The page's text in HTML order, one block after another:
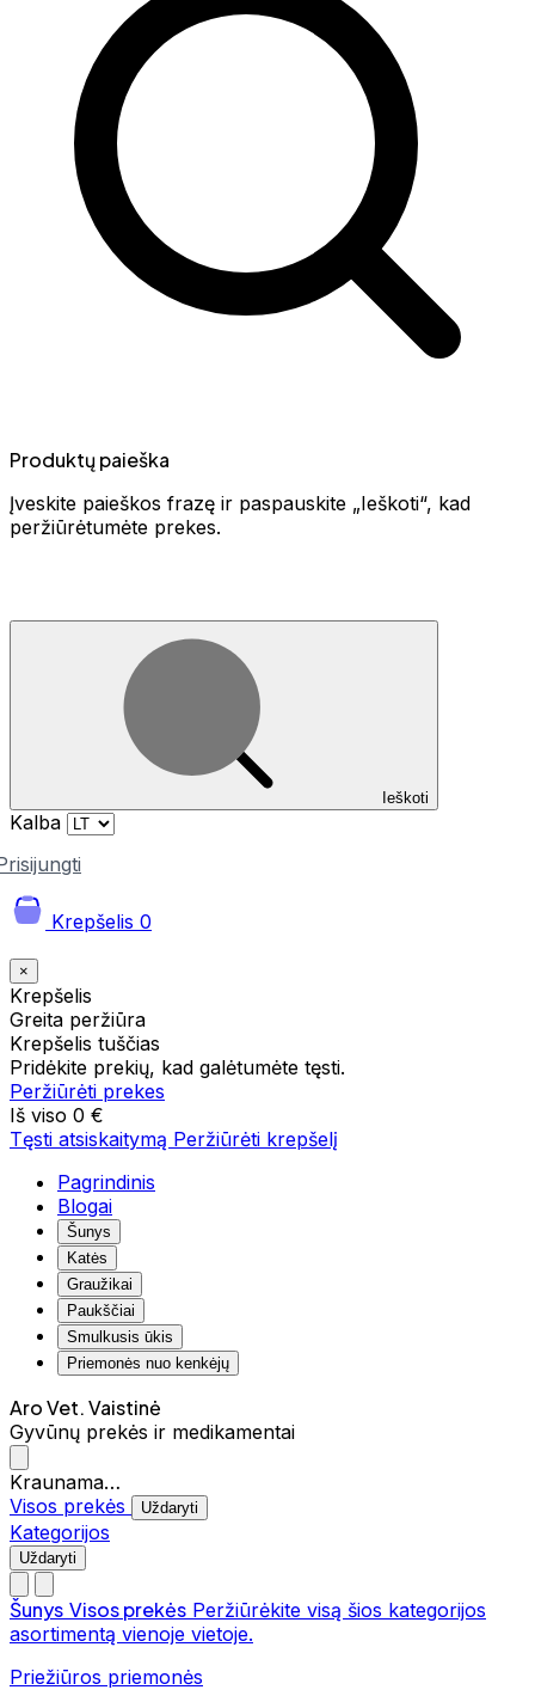
Produktų paieška
Įveskite paieškos frazę ir paspauskite „Ieškoti“, kad
peržiūrėtumėte prekes.
Ieškoti
Kalba
Krepšelis 0
×
Krepšelis
Greita peržiūra
Krepšelis tuščias
Pridėkite prekių, kad galėtumėte tęsti.
Peržiūrėti prekes
Iš viso 0 €
Tęsti atsiskaitymą Peržiūrėti krepšelį
Pagrindinis
Blogai
Šunys
Katės
Graužikai
Paukščiai
Smulkusis ūkis
Priemonės nuo kenkėjų
Aro Vet. Vaistinė
Gyvūnų prekės ir medikamentai
Kraunama…
Visos prekės
Uždaryti
Kategorijos
Uždaryti
Šunys Visos prekės Peržiūrėkite visą šios kategorijos
asortimentą vienoje vietoje.
Priežiūros priemonės